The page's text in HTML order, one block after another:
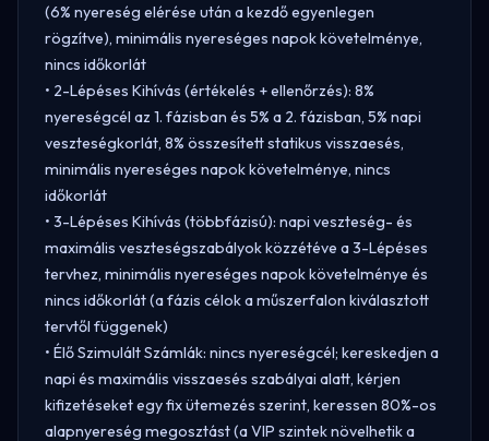
(6% nyereség elérése után a kezdő egyenlegen
rögzítve), minimális nyereséges napok követelménye,
nincs időkorlát
• 2-Lépéses Kihívás (értékelés + ellenőrzés): 8%
nyereségcél az 1. fázisban és 5% a 2. fázisban, 5% napi
veszteségkorlát, 8% összesített statikus visszaesés,
minimális nyereséges napok követelménye, nincs
időkorlát
• 3-Lépéses Kihívás (többfázisú): napi veszteség- és
maximális veszteségszabályok közzétéve a 3-Lépéses
tervhez, minimális nyereséges napok követelménye és
nincs időkorlát (a fázis célok a műszerfalon kiválasztott
tervtől függenek)
• Élő Szimulált Számlák: nincs nyereségcél; kereskedjen a
napi és maximális visszaesés szabályai alatt, kérjen
kifizetéseket egy fix ütemezés szerint, keressen 80%-os
alapnyereség megosztást (a VIP szintek növelhetik a